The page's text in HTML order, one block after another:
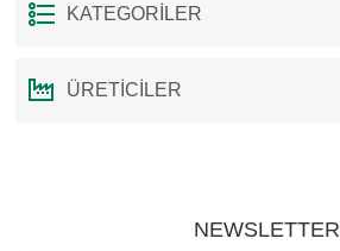
KATEGORILER
ÜRETICILER
NEWSLETTER